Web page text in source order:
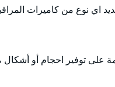
اي نوع من كاميرات
على توفير احجام أو